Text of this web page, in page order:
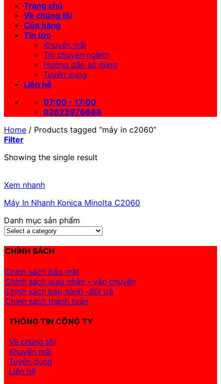
Trang chủ
Về chúng tôi
Cửa hàng
Tin tức
Khuyến mãi
Tin chuyên ngành
Hướng dẫn sử dụng
Tuyển dụng
Liên hệ
07:00 - 17:00
02623976688
Home / Products tagged “máy in c2060”
Filter
Showing the single result
Xem nhanh
Máy In Nhanh Konica Minolta C2060
Danh mục sản phẩm
CHÍNH SÁCH
Chính sách bảo mật
Chính sách giao nhận - vận chuyển
Chính sách bảo hành -đổi trả
Chính sách thanh toán
THÔNG TIN CÔNG TY
Về chúng tôi
Khuyến mãi
Tuyển dụng
Liên hệ